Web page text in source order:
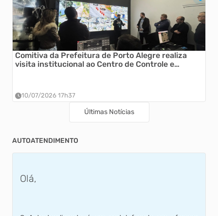
Comitiva da Prefeitura de Porto Alegre realiza
visita institucional ao Centro de Controle e
10/07/2026 17h37
Últimas Notícias
AUTOATENDIMENTO
Olá,